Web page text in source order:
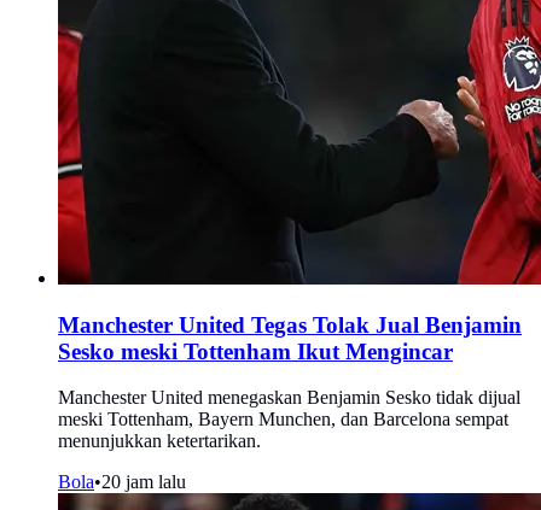
Manchester United Tegas Tolak Jual Benjamin
Sesko meski Tottenham Ikut Mengincar
Manchester United menegaskan Benjamin Sesko tidak dijual
meski Tottenham, Bayern Munchen, dan Barcelona sempat
menunjukkan ketertarikan.
Bola•20 jam lalu